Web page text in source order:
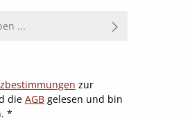
zur
die AGBgelesen und bin
*